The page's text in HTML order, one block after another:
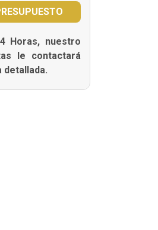
Horas, nuestro
le contactará
detallada.